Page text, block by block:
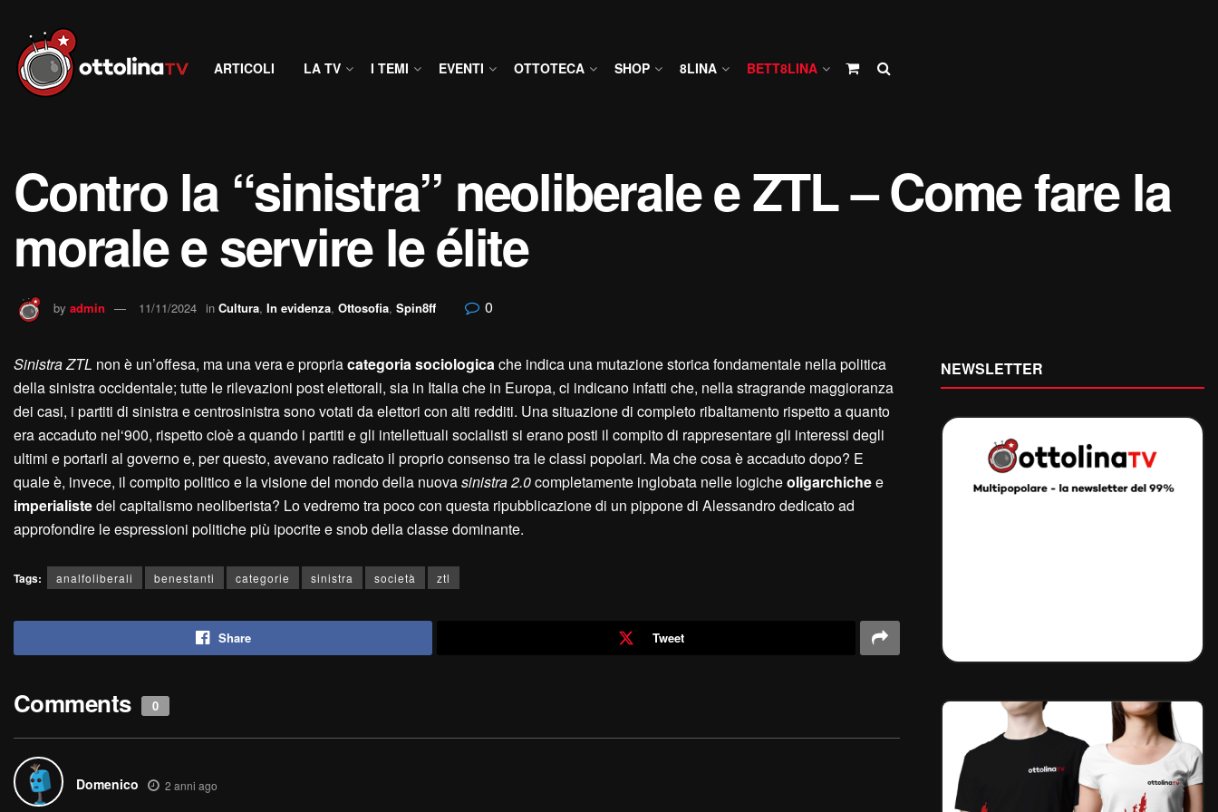
ARTICOLI LA TV I TEMI EVENTI OTTOTECA SHOP 8LINA BETT8LINA
Contro la “sinistra” neoliberale e ZTL – Come fare la
morale e servire le élite
by admin 11/11/2024 in Cultura, In evidenza, Ottosofia, Spin8ff 0
Sinistra ZTL non è un’offesa, ma una vera e propriacategoria sociologicache indica una mutazione storica fondamentale nella politica
della sinistra occidentale; tutte le rilevazioni post elettorali, sia in Italia che in Europa, ci indicano infatti che, nella stragrande maggioranza
dei casi, i partiti di sinistra e centrosinistra sono votati da elettori con alti redditi. Una situazione di completo ribaltamento rispetto a quanto
era accaduto nel‘900, rispetto cioè a quando i partiti e gli intellettuali socialisti si erano posti il compito di rappresentare gli interessi degli
ultimi e portarli al governo e, per questo, avevano radicato il proprio consenso tra le classi popolari. Ma che cosa è accaduto dopo? E
quale è, invece, il compito politico e la visione del mondo della nuovasinistra 2.0completamente inglobata nelle logicheoligarchichee
imperialistedel capitalismo neoliberista? Lo vedremo tra poco con questa ripubblicazione di un pippone di Alessandro dedicato ad
approfondire le espressioni politiche più ipocrite e snob della classe dominante.
Tags: analfoliberali benestanti categorie sinistra società ztl
Share Tweet
Comments 0
Domenico 2 anni ago
NEWSLETTER